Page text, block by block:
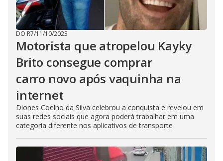
DO R7/11/10/2023
Motorista que atropelou Kayky
Brito consegue comprar
carro novo após vaquinha na
internet
Diones Coelho da Silva celebrou a conquista e revelou em
suas redes sociais que agora poderá trabalhar em uma
categoria diferente nos aplicativos de transporte